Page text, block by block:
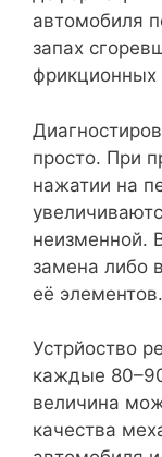
автомобиля
запах
фрикционных
просто. При
нажатии на
неизменной.
замена либо
её элементов.
Устрйоство
каждые
величина
качества